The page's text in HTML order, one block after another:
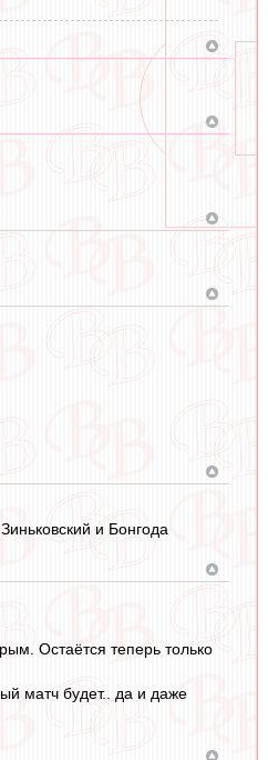
и Бонгода
Остаётся теперь только
матч будет.. да и даже